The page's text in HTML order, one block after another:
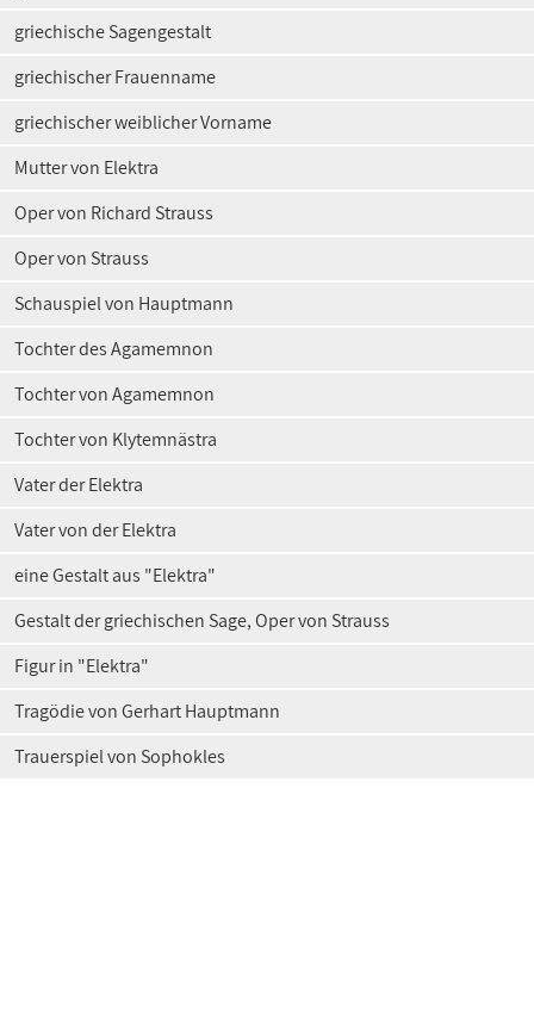
griechische Sagengestalt
griechischer Frauenname
griechischer weiblicher Vorname
Mutter von Elektra
Oper von Richard Strauss
Oper von Strauss
Schauspiel von Hauptmann
Tochter des Agamemnon
Tochter von Agamemnon
Tochter von Klytemnästra
Vater der Elektra
Vater von der Elektra
eine Gestalt aus "Elektra"
Gestalt der griechischen Sage, Oper von Strauss
Figur in "Elektra"
Tragödie von Gerhart Hauptmann
Trauerspiel von Sophokles